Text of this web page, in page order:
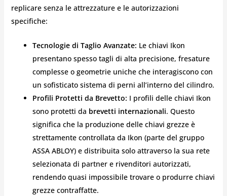
replicare senza le attrezzature e le autorizzazioni
specifiche:
Tecnologie di Taglio Avanzate: Le chiavi Ikon
presentano spesso tagli di alta precisione, fresature
complesse o geometrie uniche che interagiscono con
un sofisticato sistema di perni all’interno del cilindro.
Profili Protetti da Brevetto: I profili delle chiavi Ikon
sono protetti da brevetti internazionali. Questo
significa che la produzione delle chiavi grezze è
strettamente controllata da Ikon (parte del gruppo
ASSA ABLOY) e distribuita solo attraverso la sua rete
selezionata di partner e rivenditori autorizzati,
rendendo quasi impossibile trovare o produrre chiavi
grezze contraffatte.